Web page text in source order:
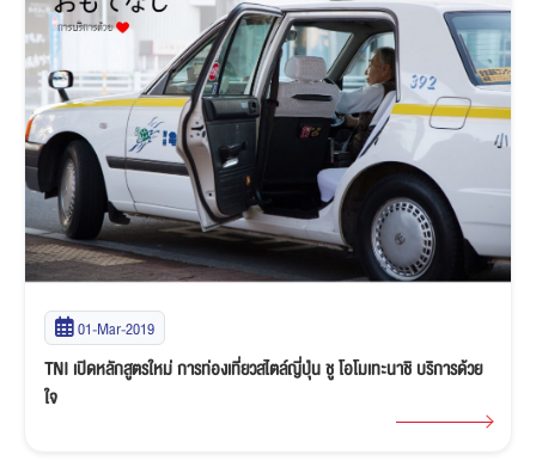
01-Mar-2019
TNI เปิดหลักสูตรใหม่ การท่องเที่ยวสไตล์ญี่ปุ่น ชู โอโมเทะนาชิ บริการด้วย
ใจ